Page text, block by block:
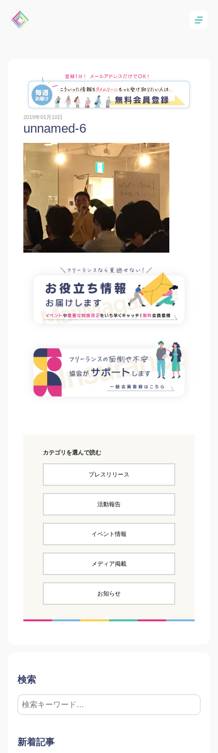
2019年01月10日
unnamed-6
カテゴリを選んで読む
プレスリリース
活動報告
イベント情報
メディア掲載
お知らせ
検索
新着記事